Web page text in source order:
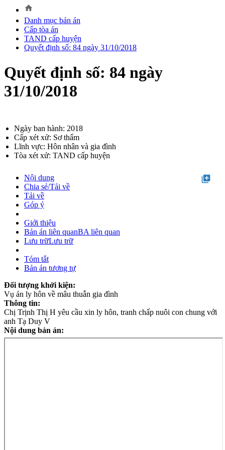
home
Danh mục bản án
Cấp tòa án
TAND cấp huyện
Quyết định số: 84 ngày 31/10/2018
Quyết định số: 84 ngày
31/10/2018
Ngày ban hành: 2018
Cấp xét xử: Sơ thẩm
Lĩnh vực: Hôn nhân và gia đình
Tòa xét xử: TAND cấp huyện
library_add
Nội dung
Chia sẻ/Tải về
Tải về
Góp ý
Giới thiệu
Bản án liên quanBA liên quan
Lưu trữLưu trữ
Tóm tắt
Bản án tương tự
Đối tượng khởi kiện:
Vụ án ly hôn về mâu thuẫn gia đình
Thông tin:
Chị Trịnh Thị H yêu cầu xin ly hôn, tranh chấp nuôi con chung với
anh Tạ Duy V
Nội dung bản án: